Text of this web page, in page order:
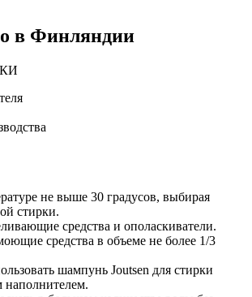
в Финляндии
не выше 30 градусов, выбирая
стирки.
средства и ополаскиватели.
средства в объеме не более 1/3
шампунь Joutsen для стирки
наполнителем.